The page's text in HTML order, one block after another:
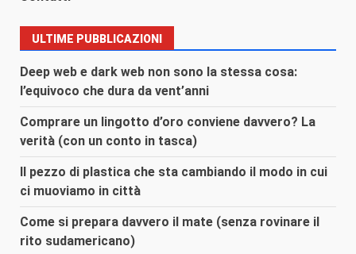
ULTIME PUBBLICAZIONI
Deep web e dark web non sono la stessa cosa:
l’equivoco che dura da vent’anni
Comprare un lingotto d’oro conviene davvero? La
verità (con un conto in tasca)
Il pezzo di plastica che sta cambiando il modo in cui
ci muoviamo in città
Come si prepara davvero il mate (senza rovinare il
rito sudamericano)